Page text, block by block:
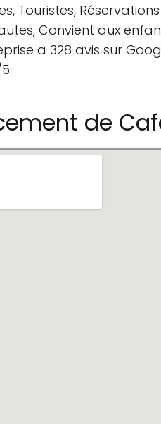
Touristes,
Convient aux
a 328 avis sur
de